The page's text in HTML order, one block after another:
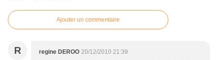
Ajouter un commentaire
R regine DEROO 20/12/2010 21:39